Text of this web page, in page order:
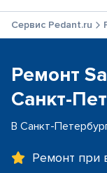
Сервис Pedant.ru
Ремонт
Санкт-
В Санкт-
Ремонт при